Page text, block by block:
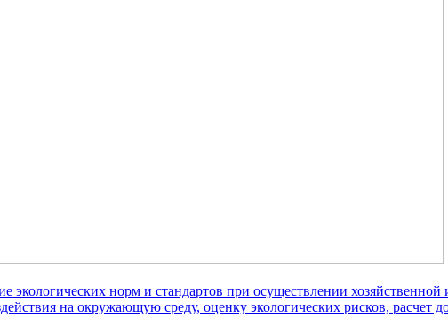
норм и стандартов при осуществлении
на окружающую среду, оценку экологических рисков, расчет